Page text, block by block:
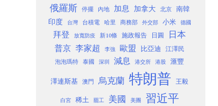
俄羅斯 停擺 內地 加息 加拿大 北京
南韓
印度
台灣 台積電 哈里 商務部 外交部 小米 德國
拜登 放寬防疫 新10條 施政報告 日圓 日本
普京 李家超 李強 歐盟 比亞迪 江澤民
泡泡瑪特 泰國 深圳 減息 港交所 港股 滙豐
澤連斯基 澳門 烏克蘭 特朗普 王毅
白宮 稀土 罷工 美國 美團 習近平